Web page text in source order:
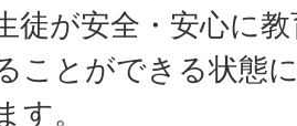
徒が安全・安心に
ことができる状態
す。